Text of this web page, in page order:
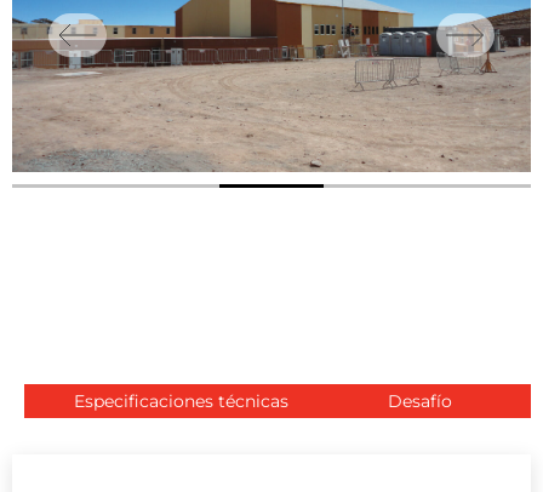
Especificaciones técnicas Desafío